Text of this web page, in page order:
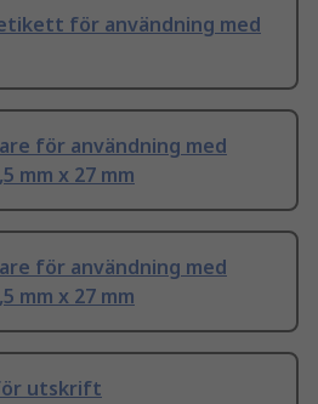
för användning med
för användning med
mm x 27 mm
för användning med
mm x 27 mm
utskrift